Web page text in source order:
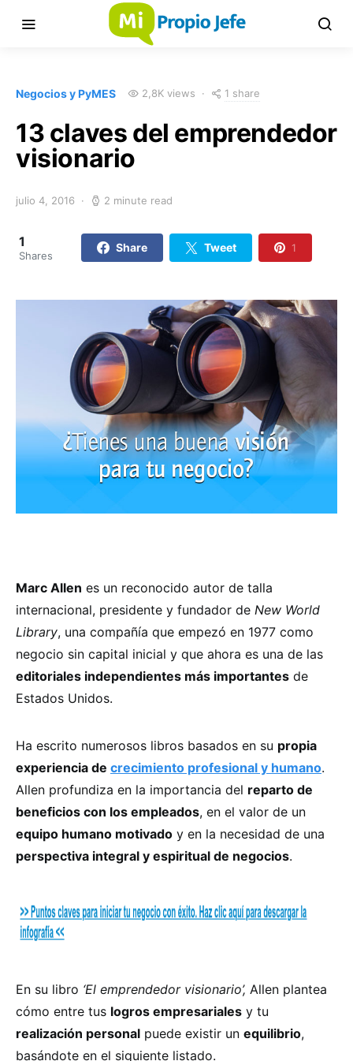
Negocios y PyMES 2,8K views 1 share
13 claves del emprendedor
visionario
julio 4, 2016 2 minute read
1
Shares
Share Tweet 1
Marc Allen es un reconocido autor de talla
internacional, presidente y fundador de New World
Library, una compañía que empezó en 1977 como
negocio sin capital inicial y que ahora es una de las
editoriales independientes más importantes de
Estados Unidos.
Ha escrito numerosos libros basados en su propia
experiencia de crecimiento profesional y humano.
Allen profundiza en la importancia del reparto de
beneficios con los empleados, en el valor de un
equipo humano motivado y en la necesidad de una
perspectiva integral y espiritual de negocios.
En su libro ‘El emprendedor visionario’, Allen plantea
cómo entre tus logros empresariales y tu
realización personal puede existir un equilibrio,
basándote en el siguiente listado.